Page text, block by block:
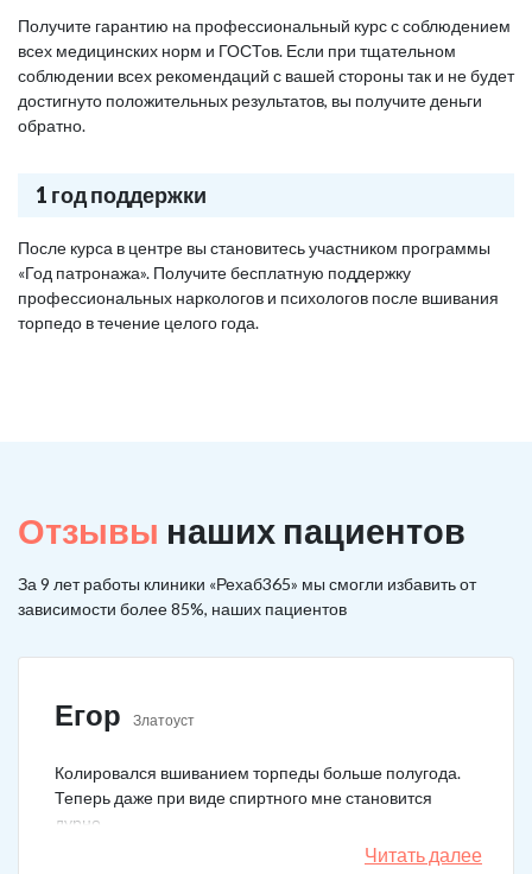
Получите гарантию на профессиональный курс с соблюдением
всех медицинских норм и ГОСТов. Если при тщательном
соблюдении всех рекомендаций с вашей стороны так и не будет
достигнуто положительных результатов, вы получите деньги
обратно.
1 год поддержки
После курса в центре вы становитесь участником программы
«Год патронажа». Получите бесплатную поддержку
профессиональных наркологов и психологов после вшивания
торпедо в течение целого года.
Отзывы наших пациентов
За 9 лет работы клиники «Рехаб365» мы смогли избавить от
зависимости более 85%, наших пациентов
Егор Златоуст
Колировался вшиванием торпеды больше полугода.
Теперь даже при виде спиртного мне становится
дурно.
Читать далее